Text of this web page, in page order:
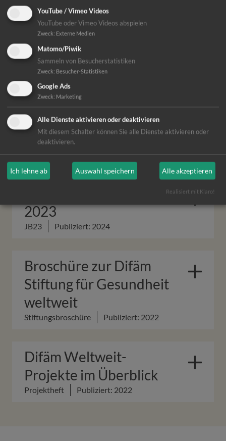
Broschüren
Difäm-Jahresbericht
2025
JB25
Difäm-Jahresbericht
2024
2023
JB23 Publiziert: 2024
Broschüre zur Difäm
Stiftung für Gesundheit
weltweit
Stiftungsbroschüre Publiziert: 2022
Difäm Weltweit-
Projekte im Überblick
Projektheft Publiziert: 2022
YouTube / Vimeo Videos
YouTube oder Vimeo Videos abspielen
Zweck: Externe Medien
Matomo/Piwik
Sammeln von Besucherstatistiken
Zweck: Besucher-Statistiken
Google Ads
Zweck: Marketing
Alle Dienste aktivieren oder deaktivieren
Mit diesem Schalter können Sie alle Dienste aktivieren oder
deaktivieren.
Ich lehne ab Auswahl speichern Alle akzeptieren
Realisiert mit Klaro!